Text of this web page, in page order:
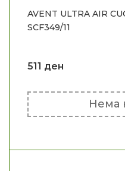
AVENT ULTRA AIR
SCF349/11
511 ден
Нема